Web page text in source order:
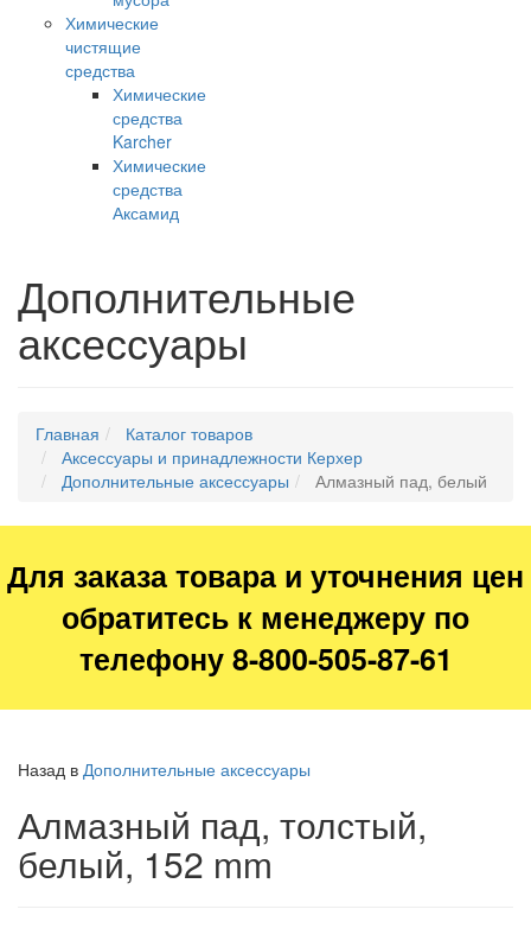
Химические
чистящие
средства
Химические
средства
Karcher
Химические
средства
Аксамид
Дополнительные
аксессуары
Главная
Каталог товаров
Аксессуары и принадлежности Керхер
Дополнительные аксессуары
Алмазный пад, белый
Для заказа товара и уточнения цен
обратитесь к менеджеру по
телефону 8-800-505-87-61
Назад в Дополнительные аксессуары
Алмазный пад, толстый,
белый, 152 mm